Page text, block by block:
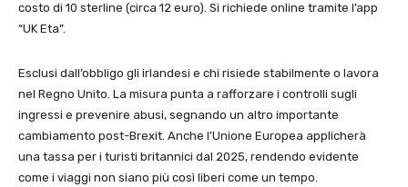
costo di 10 sterline (circa 12 euro). Si richiede online tramite l’app
“UK Eta”.
Esclusi dall’obbligo gli irlandesi e chi risiede stabilmente o lavora
nel Regno Unito. La misura punta a rafforzare i controlli sugli
ingressi e prevenire abusi, segnando un altro importante
cambiamento post-Brexit. Anche l’Unione Europea applicherà
una tassa per i turisti britannici dal 2025, rendendo evidente
come i viaggi non siano più così liberi come un tempo.